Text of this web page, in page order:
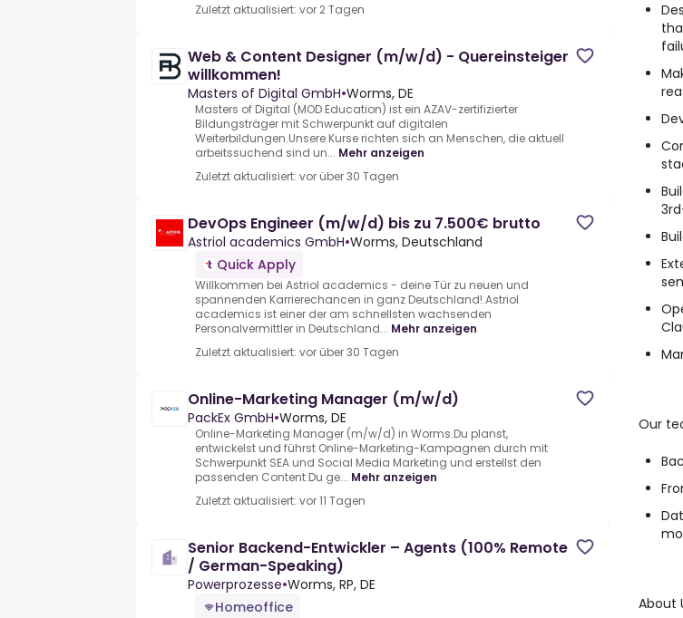
Zuletzt aktualisiert: vor 2 Tagen
Web & Content Designer (m/w/d) - Quereinsteiger
willkommen!
Masters of Digital GmbH•Worms, DE
Masters of Digital (MOD Education) ist ein AZAV-zertifizierter
Bildungsträger mit Schwerpunkt auf digitalen
Weiterbildungen.Unsere Kurse richten sich an Menschen, die aktuell
arbeitssuchend sind un... Mehr anzeigen
Zuletzt aktualisiert: vor über 30 Tagen
DevOps Engineer (m/w/d) bis zu 7.500€ brutto
Astriol academics GmbH•Worms, Deutschland
Quick Apply
Willkommen bei Astriol academics - deine Tür zu neuen und
spannenden Karrierechancen in ganz Deutschland!.Astriol
academics ist einer der am schnellsten wachsenden
Personalvermittler in Deutschland... Mehr anzeigen
Zuletzt aktualisiert: vor über 30 Tagen
Online-Marketing Manager (m/w/d)
PackEx GmbH•Worms, DE
Online-Marketing Manager (m/w/d) in Worms.Du planst,
entwickelst und führst Online-Marketing-Kampagnen durch mit
Schwerpunkt SEA und Social Media Marketing und erstellst den
passenden Content.Du ge... Mehr anzeigen
Zuletzt aktualisiert: vor 11 Tagen
Senior Backend-Entwickler – Agents (100% Remote
/ German-Speaking)
Powerprozesse•Worms, RP, DE
Homeoffice
Our
About